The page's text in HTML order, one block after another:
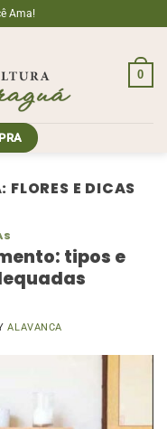
Ama!
0
FLORES E DICAS
tipos e
ALAVANCA